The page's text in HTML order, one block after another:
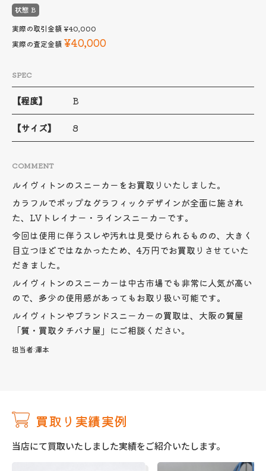
状態 B
実際の取引金額¥40,000
実際の査定金額 ¥40,000
SPEC
【程度】 B
【サイズ】 8
COMMENT
ルイヴィトンのスニーカーをお買取りいたしました。
カラフルでポップなグラフィックデザインが全面に施され
た、LVトレイナー・ラインスニーカーです。
今回は使用に伴うスレや汚れは見受けられるものの、大きく
目立つほどではなかったため、4万円でお買取りさせていた
だきました。
ルイヴィトンのスニーカーは中古市場でも非常に人気が高い
ので、多少の使用感があってもお取り扱い可能です。
ルイヴィトンやブランドスニーカーの買取は、大阪の質屋
「質・買取タチバナ屋」にご相談ください。
担当者:澤本
買取り実績実例
当店にて買取いたしました実績をご紹介いたします。